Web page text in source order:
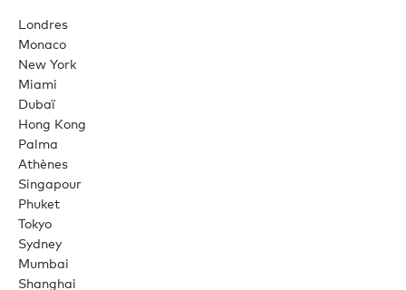
Londres
Monaco
New York
Miami
Dubaï
Hong Kong
Palma
Athènes
Singapour
Phuket
Tokyo
Sydney
Mumbai
Shanghai